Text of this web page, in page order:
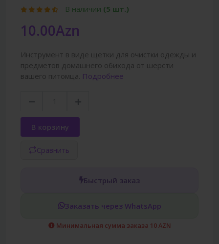
В наличии (5 шт.)
10.00Azn
Инструмент в виде щетки для очистки одежды и
предметов домашнего обихода от шерсти
вашего питомца. Подробнее
В корзину
Сравнить
Быстрый заказ
Заказать через WhatsApp
Минимальная сумма заказа 10 AZN